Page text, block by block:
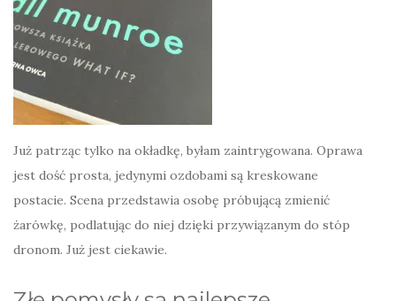
Już patrząc tylko na okładkę, byłam zaintrygowana. Oprawa
jest dość prosta, jedynymi ozdobami są kreskowane
postacie. Scena przedstawia osobę próbującą zmienić
żarówkę, podlatując do niej dzięki przywiązanym do stóp
dronom. Już jest ciekawie.